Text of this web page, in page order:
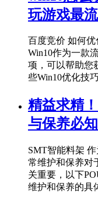
玩游戏最
百度竞价 如何
Win10作为一款
项，可以帮助您
些Win10优化技
精益求精
与保养必
SMT智能料架
常维护和保养对
关重要，以下
维护和保养的具